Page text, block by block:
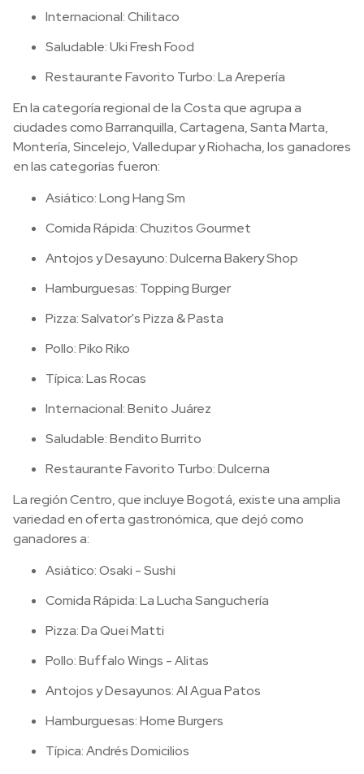
Internacional: Chilitaco
Saludable: Uki Fresh Food
Restaurante Favorito Turbo: La Arepería
En la categoría regional de la Costa que agrupa a
ciudades como Barranquilla, Cartagena, Santa Marta,
Montería, Sincelejo, Valledupar y Riohacha, los ganadores
en las categorías fueron:
Asiático: Long Hang Sm
Comida Rápida: Chuzitos Gourmet
Antojos y Desayuno: Dulcerna Bakery Shop
Hamburguesas: Topping Burger
Pizza: Salvator's Pizza & Pasta
Pollo: Piko Riko
Típica: Las Rocas
Internacional: Benito Juárez
Saludable: Bendito Burrito
Restaurante Favorito Turbo: Dulcerna
La región Centro, que incluye Bogotá, existe una amplia
variedad en oferta gastronómica, que dejó como
ganadores a:
Asiático: Osaki - Sushi
Comida Rápida: La Lucha Sanguchería
Pizza: Da Quei Matti
Pollo: Buffalo Wings - Alitas
Antojos y Desayunos: Al Agua Patos
Hamburguesas: Home Burgers
Típica: Andrés Domicilios